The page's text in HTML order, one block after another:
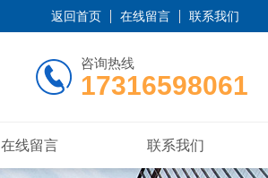
返回首页 在线留言 联系我们
咨询热线
17316598061
在线留言 联系我们